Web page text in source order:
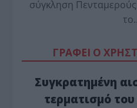
σύγκληση
ΓΡΑΦΕΙ Ο
Συγκρατημένη
τερματισμό